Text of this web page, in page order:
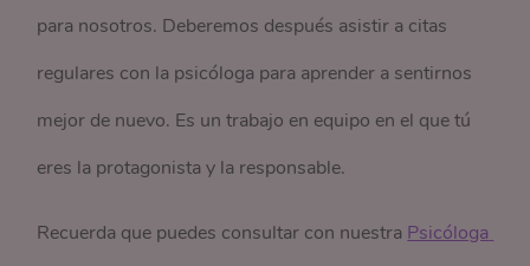
para nosotros. Deberemos después asistir a citas
regulares con la psicóloga para aprender a sentirnos
mejor de nuevo. Es un trabajo en equipo en el que tú
eres la protagonista y la responsable.
Recuerda que puedes consultar con nuestra Psicóloga